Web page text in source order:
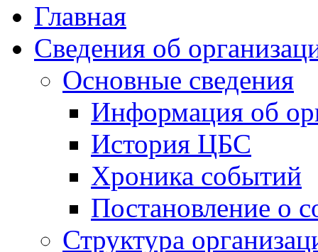
Главная
Сведения об
Основные сведения
Информация об
История ЦБС
Хроника событий
Постановление о
Структура